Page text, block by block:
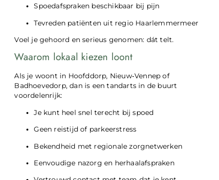
Spoedafspraken beschikbaar bij pijn
Tevreden patiënten uit regio Haarlemmermeer
Voel je gehoord en serieus genomen: dát telt.
Waarom lokaal kiezen loont
Als je woont in Hoofddorp, Nieuw‑Vennep of
Badhoevedorp, dan is een tandarts in de buurt
voordelenrijk:
Je kunt heel snel terecht bij spoed
Geen reistijd of parkeerstress
Bekendheid met regionale zorgnetwerken
Eenvoudige nazorg en herhaalafspraken